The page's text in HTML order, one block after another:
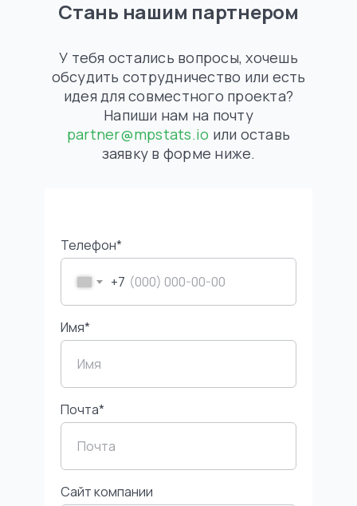
Стань нашим партнером
Телефон*
+7
Имя*
Почта*
Cайт компании
У тебя остались вопросы, хочешь
обсудить сотрудничество или есть
идея для совместного проекта?
Напиши нам на почту
partner@mpstats.io или оставь
заявку в форме ниже.
Компания
О компании
Отзывы о нас
Контакты
Пресса о нас
Вакансии
Возможности
Аналитика Wildberries
Аналитика Ozon
Аналитика Яндекс Маркет
+7 495 320-77-77
Санкт-Петербург, Гражданский пр.,
Система мониторинга цен, продавцов
и товаров на российских маркетплейсах.
Всегда свежие и полные данные
на расстоянии одного клика.